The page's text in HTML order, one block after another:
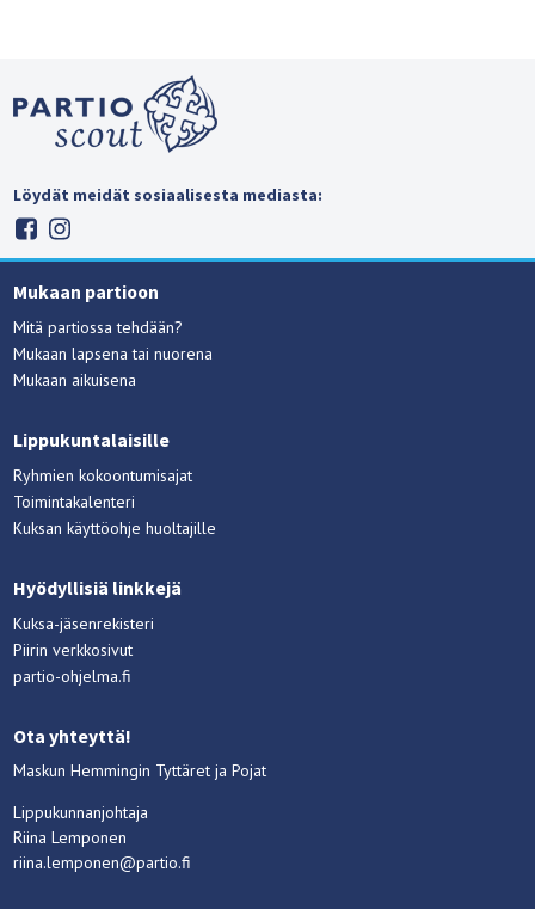
Löydät meidät sosiaalisesta mediasta:
Mukaan partioon
Mitä partiossa tehdään?
Mukaan lapsena tai nuorena
Mukaan aikuisena
Lippukuntalaisille
Ryhmien kokoontumisajat
Toimintakalenteri
Kuksan käyttöohje huoltajille
Hyödyllisiä linkkejä
Kuksa-jäsenrekisteri
Piirin verkkosivut
partio-ohjelma.fi
Ota yhteyttä!
Maskun Hemmingin Tyttäret ja Pojat
Lippukunnanjohtaja
Riina Lemponen
riina.lemponen@partio.fi